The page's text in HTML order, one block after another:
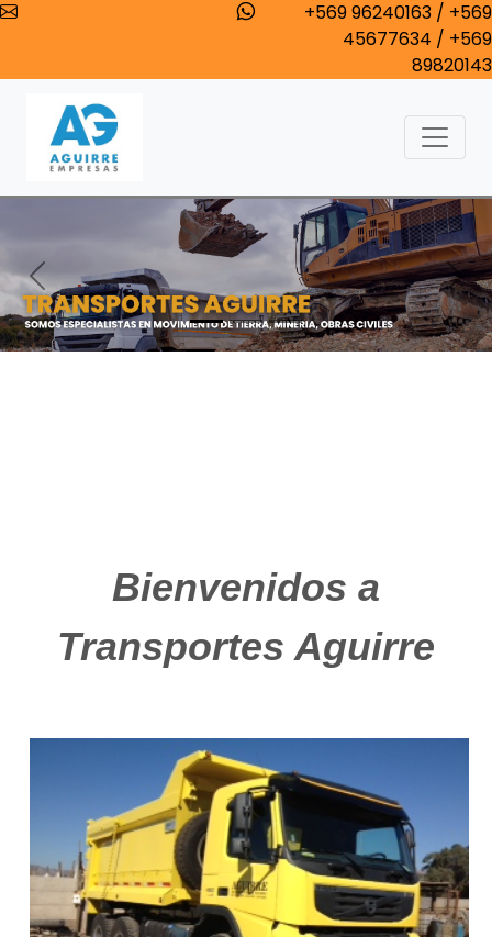
+569 96240163 / +569
45677634 / +569
89820143
Anterior
Bienvenidos a
Transportes Aguirre